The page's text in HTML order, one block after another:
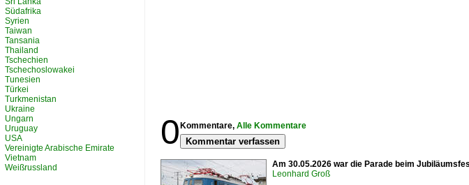
0 Kommentare, Alle Kommentare
Kommentar verfassen
Am 30.05.2026 war die Parade beim
Leonhard Groß
Südafrika
Syrien
Taiwan
Tansania
Thailand
Tschechien
Tschechoslowakei
Tunesien
Türkei
Turkmenistan
Ukraine
Ungarn
Uruguay
USA
Vereinigte Arabische Emirate
Vietnam
Weißrussland